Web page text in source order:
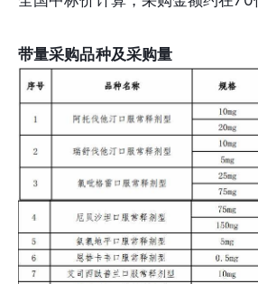
带量采购品种及采购量